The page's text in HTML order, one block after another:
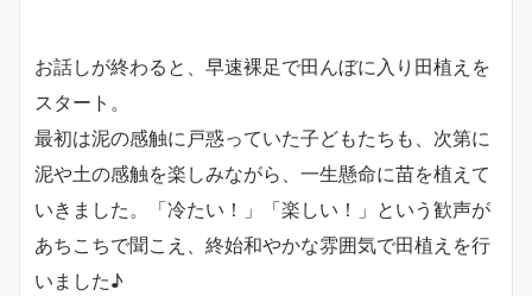
お話しが終わると、早速裸足で田んぼに入り田植えを
スタート。
最初は泥の感触に戸惑っていた子どもたちも、次第に
泥や土の感触を楽しみながら、一生懸命に苗を植えて
いきました。「冷たい！」「楽しい！」という歓声が
あちこちで聞こえ、終始和やかな雰囲気で田植えを行
いました♪